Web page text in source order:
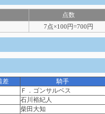
点数
7点×100円=700円
差
騎手
Ｆ．ゴンサルベス
石川裕紀人
柴田大知